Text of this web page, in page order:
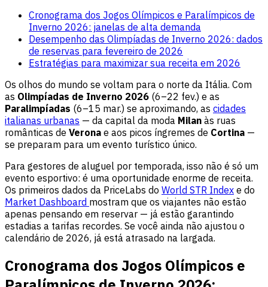
Cronograma dos Jogos Olímpicos e Paralímpicos de
Inverno 2026: janelas de alta demanda
Desempenho das Olimpíadas de Inverno 2026: dados
de reservas para fevereiro de 2026
Estratégias para maximizar sua receita em 2026
Os olhos do mundo se voltam para o norte da Itália. Com
as Olimpíadas de Inverno 2026 (6–22 fev.) e as
Paralimpíadas (6–15 mar.) se aproximando, as cidades
italianas urbanas — da capital da moda Milan às ruas
românticas de Verona e aos picos íngremes de Cortina —
se preparam para um evento turístico único.
Para gestores de aluguel por temporada, isso não é só um
evento esportivo: é uma oportunidade enorme de receita.
Os primeiros dados da PriceLabs do World STR Index e do
Market Dashboard mostram que os viajantes não estão
apenas pensando em reservar — já estão garantindo
estadias a tarifas recordes. Se você ainda não ajustou o
calendário de 2026, já está atrasado na largada.
Cronograma dos Jogos Olímpicos e